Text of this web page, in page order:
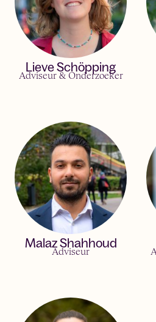
Lieve Schöpping
Adviseur & Onderzoeker
Malaz Shahhoud
Adviseur